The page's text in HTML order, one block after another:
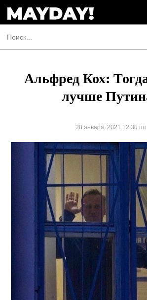
Альфред Кох:
лучше
20 января, 2021 12:30 пп